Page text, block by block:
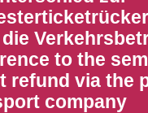
to the
refund via the
company